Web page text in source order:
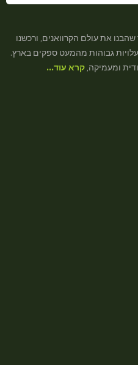
את עולם הקרוואנים, ורכשנו
גבוהות מהמעט ספקים בארץ.
ומעמיקה, קרא עוד…